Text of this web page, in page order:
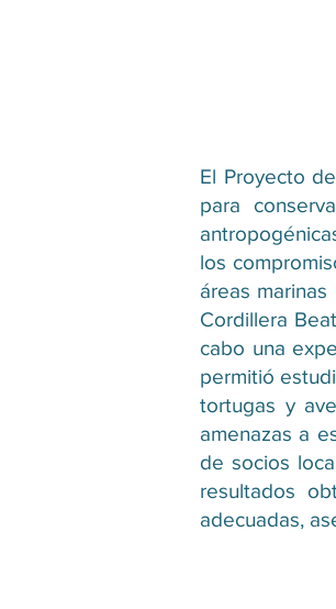
El Proyecto
para
los
áreas
Cordillera
cabo una
permitió
tortugas y
amenazas a
de socios
resultados
adecuadas,